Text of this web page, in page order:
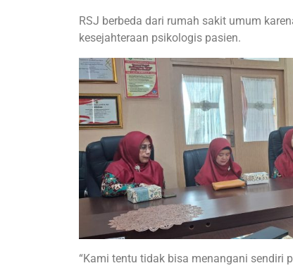
RSJ berbeda dari rumah sakit umum
kesejahteraan psikologis pasien.
“Kami tentu tidak bisa menangani sendiri